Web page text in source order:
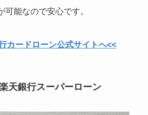
可能なので安心です。
カードローン公式サイトへ<<
天銀行スーパーローン